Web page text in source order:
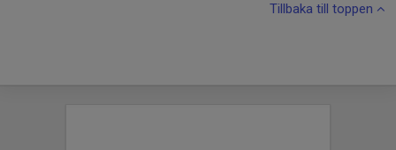
Tillbaka till toppen